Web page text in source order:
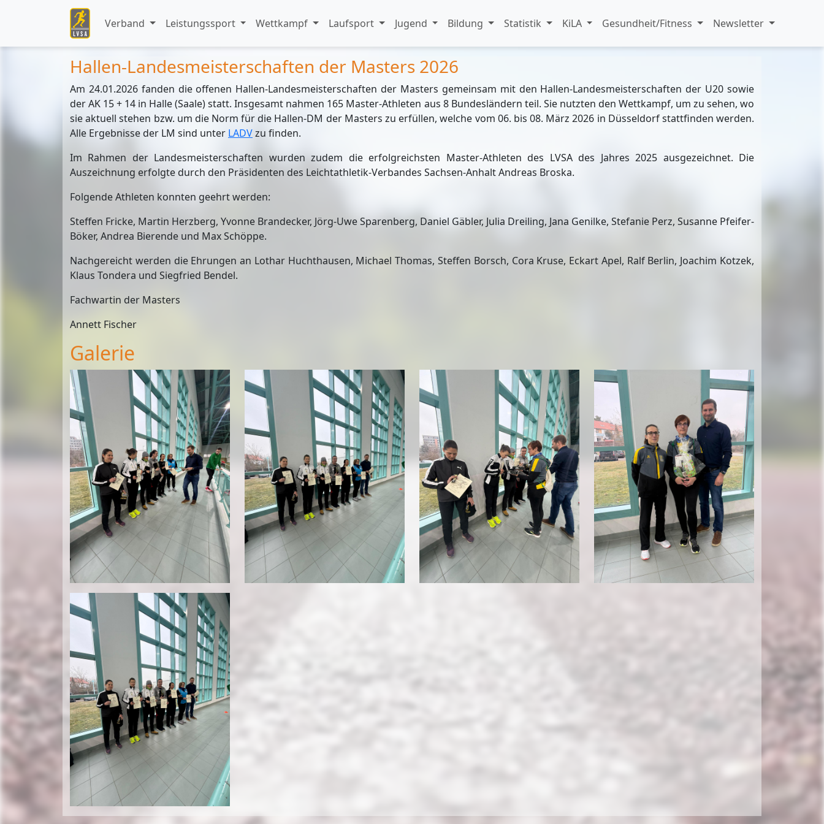
Verband Leistungssport Wettkampf Laufsport Jugend Bildung Statistik KiLA Gesundheit/Fitness Newsletter
Hallen-Landesmeisterschaften der Masters 2026
Am 24.01.2026 fanden die offenen Hallen-Landesmeisterschaften der Masters gemeinsam mit den Hallen-Landesmeisterschaften der U20 sowie
der AK 15 + 14 in Halle (Saale) statt. Insgesamt nahmen 165 Master-Athleten aus 8 Bundesländern teil. Sie nutzten den Wettkampf, um zu sehen, wo
sie aktuell stehen bzw. um die Norm für die Hallen-DM der Masters zu erfüllen, welche vom 06. bis 08. März 2026 in Düsseldorf stattfinden werden.
Alle Ergebnisse der LM sind unter LADVzu finden.
Im Rahmen der Landesmeisterschaften wurden zudem die erfolgreichsten Master-Athleten des LVSA des Jahres 2025 ausgezeichnet. Die
Auszeichnung erfolgte durch den Präsidenten des Leichtathletik-Verbandes Sachsen-Anhalt Andreas Broska.
Folgende Athleten konnten geehrt werden:
Steffen Fricke, Martin Herzberg, Yvonne Brandecker, Jörg-Uwe Sparenberg, Daniel Gäbler, Julia Dreiling, Jana Genilke, Stefanie Perz, Susanne Pfeifer-
Böker, Andrea Bierende und Max Schöppe.
Nachgereicht werden die Ehrungen an Lothar Huchthausen, Michael Thomas, Steffen Borsch, Cora Kruse, Eckart Apel, Ralf Berlin, Joachim Kotzek,
Klaus Tondera und Siegfried Bendel.
Fachwartin der Masters
Annett Fischer
Galerie